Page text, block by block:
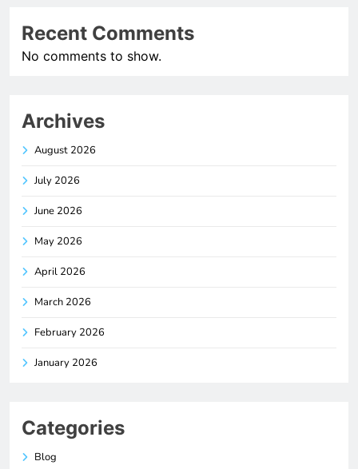
Recent Comments
No comments to show.
Archives
August 2026
July 2026
June 2026
May 2026
April 2026
March 2026
February 2026
January 2026
Categories
Blog